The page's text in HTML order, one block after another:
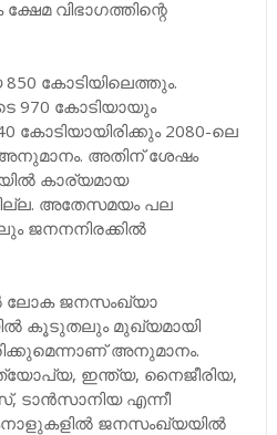
വിഭാഗത്തിന്റെ
കോടിയിലെത്തും.
970 കോടിയായും
2080-ലെ
അതിന് ശേഷം
കാര്യമായ
അതേസമയം പല
ജനനനിരക്കില്‍
ലോക ജനസംഖ്യാ
കൂടുതലും മുഖ്യമായി
അനുമാനം.
ഇന്ത്യ, നൈജീരിയ,
ടാന്‍സാനിയ എന്നീ
ജനസംഖ്യയില്‍